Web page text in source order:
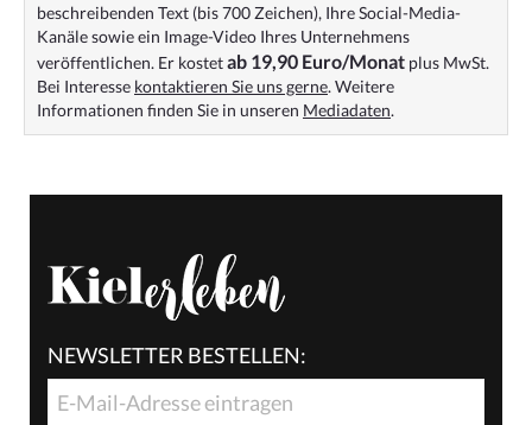
beschreibenden Text (bis 700 Zeichen), Ihre Social-Media-
Kanäle sowie ein Image-Video Ihres Unternehmens
veröffentlichen. Er kostetab 19,90 Euro/Monat plus MwSt.
Bei Interesse kontaktieren Sie uns gerne. Weitere
Informationen finden Sie in unseren Mediadaten.
NEWSLETTER BESTELLEN: